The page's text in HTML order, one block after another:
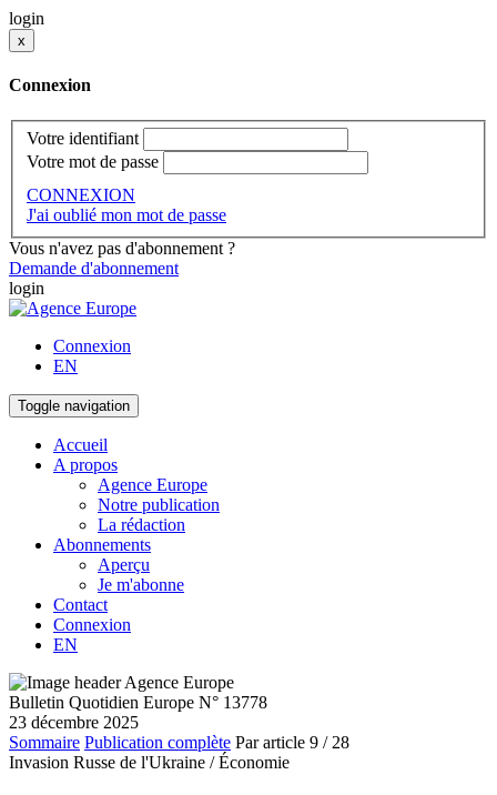
login
x
Connexion
Votre identifiant
Votre mot de passe
CONNEXION
J'ai oublié mon mot de passe
Vous n'avez pas d'abonnement ?
Demande d'abonnement
login
Connexion
EN
Toggle navigation
Accueil
A propos
Agence Europe
Notre publication
La rédaction
Abonnements
Aperçu
Je m'abonne
Contact
Connexion
EN
Bulletin Quotidien Europe N° 13778
23 décembre 2025
Sommaire Publication complète Par article 9 / 28
Invasion Russe de l'Ukraine / Économie